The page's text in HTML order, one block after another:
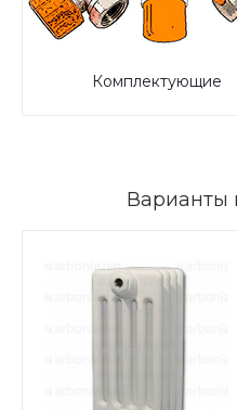
Комплектующие
Варианты